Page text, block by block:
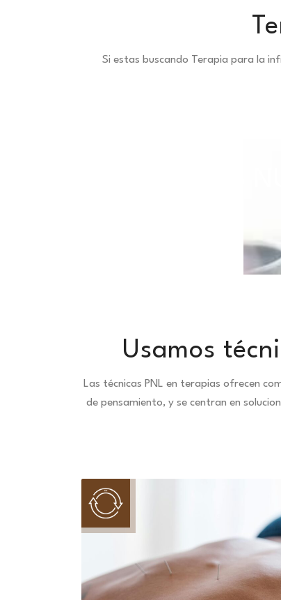
Si estas buscando Terapia para la
TODAS
Usamos
Las técnicas PNL en terapias ofrecen
de pensamiento, y se centran en